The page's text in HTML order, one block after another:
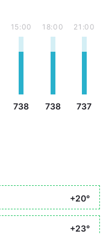
15:00
738
18:00
738
21:00
737
+20°
+23°